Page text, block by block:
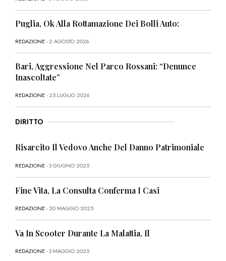
Puglia, Ok Alla Rottamazione Dei Bolli Auto:
REDAZIONE- 2 AGOSTO 2026
Bari, Aggressione Nel Parco Rossani: “Denunce
Inascoltate”
REDAZIONE- 25 LUGLIO 2026
DIRITTO
Risarcito Il Vedovo Anche Del Danno Patrimoniale
REDAZIONE- 3 GIUGNO 2025
Fine Vita, La Consulta Conferma I Casi
REDAZIONE- 20 MAGGIO 2025
Va In Scooter Durante La Malattia, Il
REDAZIONE- 3 MAGGIO 2025